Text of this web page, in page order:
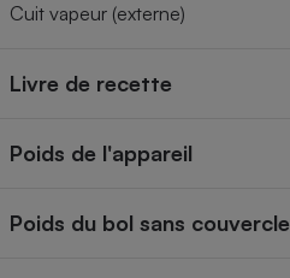
Cuit vapeur (externe)
Livre de recette
Poids de l'appareil
Poids du bol sans couvercle